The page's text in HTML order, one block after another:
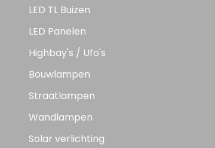
LED TL Buizen
LED Panelen
Highbay's / Ufo's
Bouwlampen
Straatlampen
Wandlampen
Solar verlichting